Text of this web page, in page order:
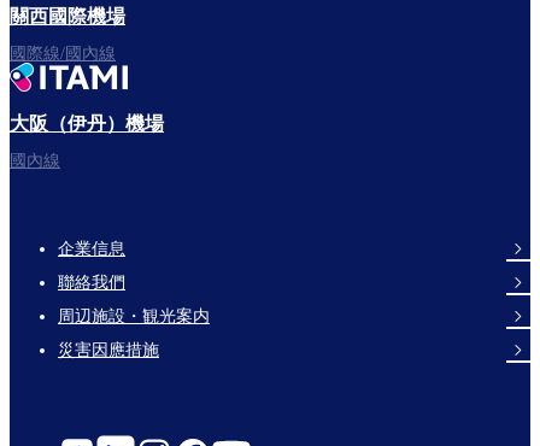
關西國際機場
國際線/國內線
大阪（伊丹）機場
國內線
Footer
Links
企業信息
聯絡我們
周辺施設・観光案内
災害因應措施